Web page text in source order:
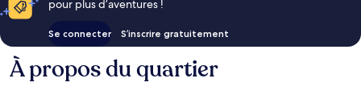
pour plus d’aventures !
Se connecter S’inscrire gratuitement
À propos du quartier